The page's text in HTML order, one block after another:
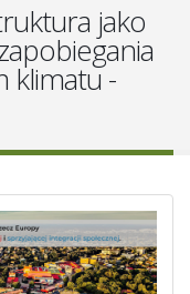
jako
klimatu -